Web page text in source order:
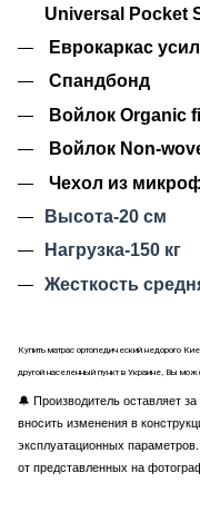
Universal Pocket
Еврокаркас
Спандбонд
Войлок Organic
Войлок Non-
Чехол из
Высота-20 см
Нагрузка-150 кг
Жесткость
Купить матрас ортопедический недорого
другой населенный пункт в Украине, Вы
🔔 Производитель оставляет
вносить изменения в
эксплуатационных
от представленных на